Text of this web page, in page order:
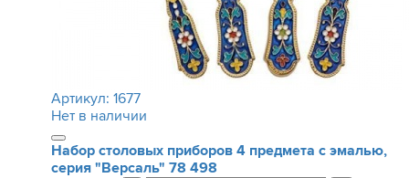
Артикул: 1677
Нет в наличии
Набор столовых приборов 4 предмета с эмалью,
серия "Версаль" 78 498